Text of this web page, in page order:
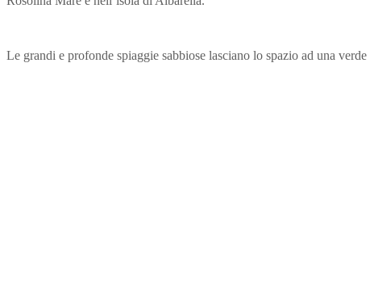
Le grandi e profonde spiaggie sabbiose lasciano lo spazio ad una